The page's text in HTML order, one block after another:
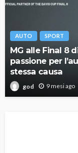
AUTO SPORT
MG alle Final 8
passione per
stessa causa
god 9 mesi ago